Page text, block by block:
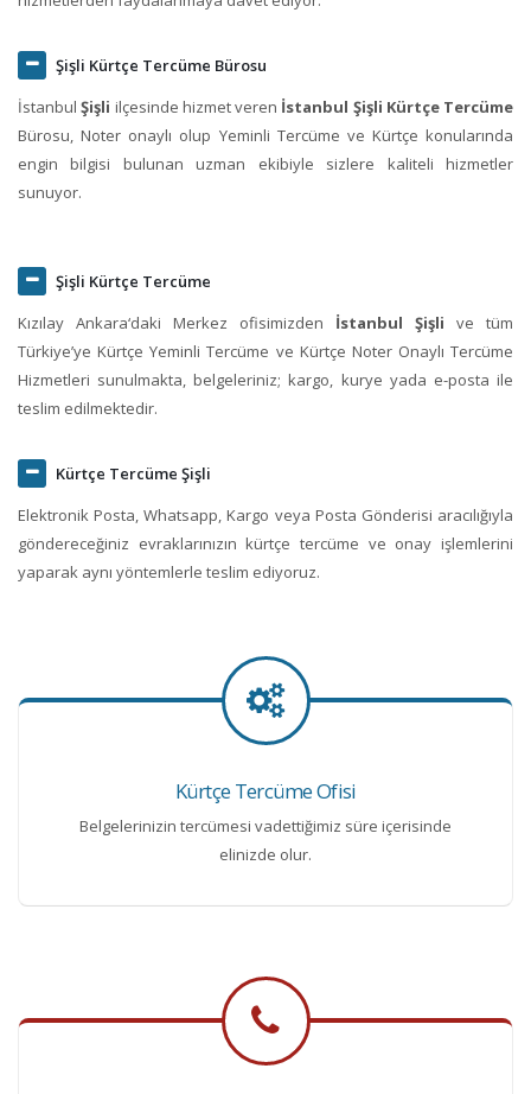
Şişli Kürtçe Tercüme Bürosu
İstanbulŞişli ilçesinde hizmet veren İstanbul Şişli Kürtçe Tercüme
Bürosu, Noter onaylı olup Yeminli Tercüme ve Kürtçe konularında
engin bilgisi bulunan uzman ekibiyle sizlere kaliteli hizmetler
sunuyor.
Şişli Kürtçe Tercüme
Kızılay Ankara‘daki Merkez ofisimizden İstanbul Şişli ve tüm
Türkiye’ye Kürtçe Yeminli Tercüme ve Kürtçe Noter Onaylı Tercüme
Hizmetleri sunulmakta, belgeleriniz; kargo, kurye yada e-posta ile
teslim edilmektedir.
Kürtçe Tercüme Şişli
Elektronik Posta, Whatsapp, Kargo veya Posta Gönderisi aracılığıyla
göndereceğiniz evraklarınızın kürtçe tercüme ve onay işlemlerini
yaparak aynı yöntemlerle teslim ediyoruz.
Kürtçe Tercüme Ofisi
Belgelerinizin tercümesi vadettiğimiz süre içerisinde
elinizde olur.